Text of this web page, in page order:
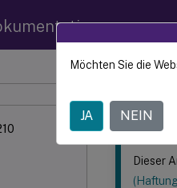
Dieser Inhalt
Dieser
Möchten Sie die
JA NEIN